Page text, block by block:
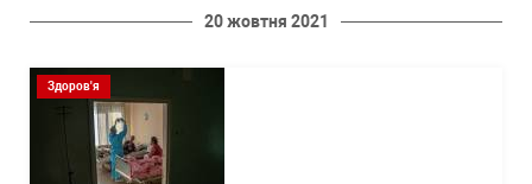
20 жовтня 2021
Здоров'я